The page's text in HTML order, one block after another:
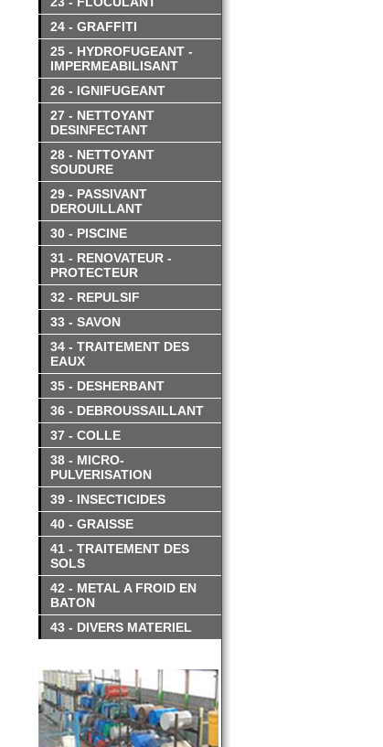
24 - GRAFFITI
25 - HYDROFUGEANT -
IMPERMEABILISANT
26 - IGNIFUGEANT
27 - NETTOYANT
DESINFECTANT
28 - NETTOYANT
SOUDURE
29 - PASSIVANT
DEROUILLANT
30 - PISCINE
31 - RENOVATEUR -
PROTECTEUR
32 - REPULSIF
33 - SAVON
34 - TRAITEMENT DES
EAUX
35 - DESHERBANT
36 - DEBROUSSAILLANT
37 - COLLE
38 - MICRO-
PULVERISATION
39 - INSECTICIDES
40 - GRAISSE
41 - TRAITEMENT DES
SOLS
42 - METAL A FROID EN
BATON
43 - DIVERS MATERIEL